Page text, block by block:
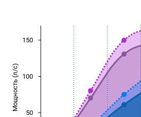
Мощность (л/с)
50
100
150